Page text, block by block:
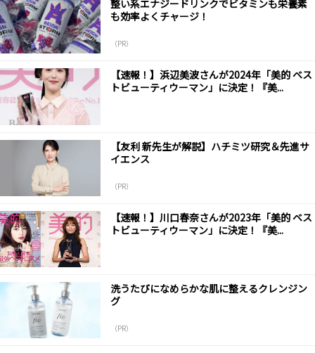
整い系エナジードリンクでビタミンも栄養素
も効率よくチャージ！
（PR）
【速報！】浜辺美波さんが2024年「美的 ベス
トビューティウーマン」に決定！『美...
【友利 新先生が解説】ハチミツ研究＆先進サ
イエンス
（PR）
【速報！】川口春奈さんが2023年「美的 ベス
トビューティウーマン」に決定！『美...
洗うたびになめらかな肌に整えるクレンジン
グ
（PR）